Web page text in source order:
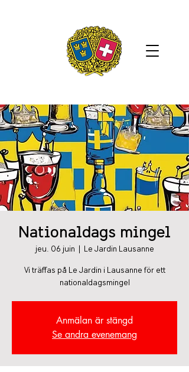
Nationaldags mingel
jeu. 06 juin Le Jardin Lausanne
Vi träffas på Le Jardin i Lausanne för ett
nationaldagsmingel
Anmälan är stängd
Se andra evenemang